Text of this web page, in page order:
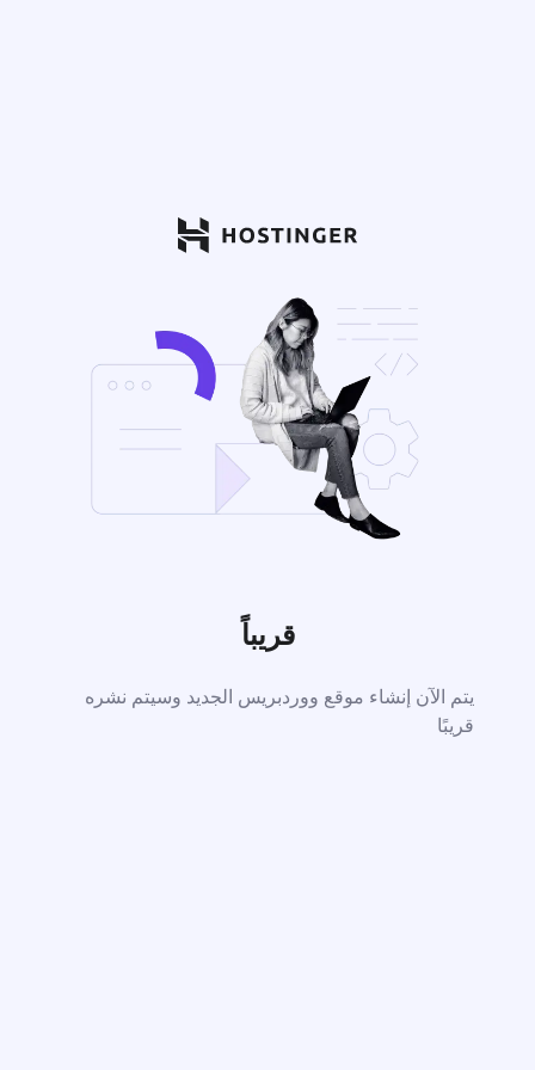
قريباً
يتم الآن إنشاء موقع ووردبريس الجديد وسيتم نشره
قريبًا